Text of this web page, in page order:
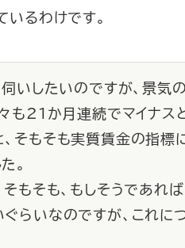
るわけです。
伺いしたいのですが、景
も21か月連続でマイナス
そもそも実質賃金の指標
。
もそも、もしそうであれ
らいなのですが、これ